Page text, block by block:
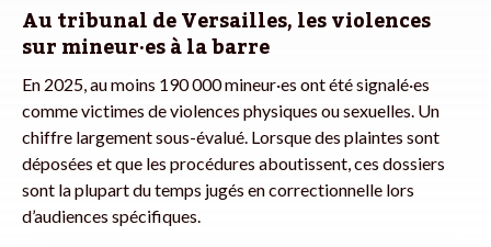
Au tribunal de Versailles, les violences
sur mineur·es à la barre
En 2025, au moins 190 000 mineur·es ont été signalé·es
comme victimes de violences physiques ou sexuelles. Un
chiffre largement sous-évalué. Lorsque des plaintes sont
déposées et que les procédures aboutissent, ces dossiers
sont la plupart du temps jugés en correctionnelle lors
d’audiences spécifiques.